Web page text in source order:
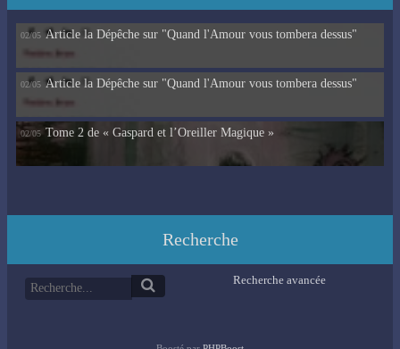
02/05 Article la Dépêche sur "Quand l'Amour vous tombera dessus"
02/05 Article la Dépêche sur "Quand l'Amour vous tombera dessus"
02/05 Tome 2 de « Gaspard et l’Oreiller Magique »
Recherche
Recherche avancée